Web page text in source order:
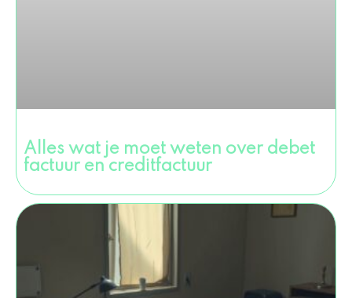
Alles wat je moet weten over debet
factuur en creditfactuur